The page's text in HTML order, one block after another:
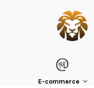
E-commerce